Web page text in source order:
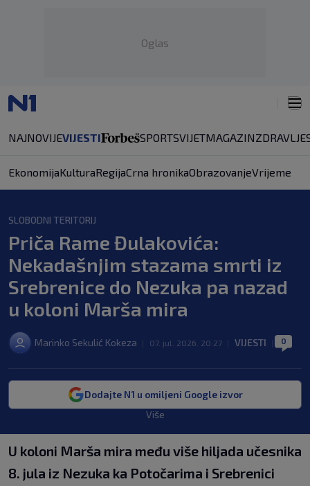
Oglas
NAJNOVIJEVIJESTI SPORTSVIJETMAGAZINZDRAVLJE
EkonomijaKulturaRegijaCrna hronikaObrazovanjeVrijeme
SLOBODNI TERITORIJ
Priča Rame Đulakovića:
Nekadašnjim stazama smrti iz
Srebrenice do Nezuka pa nazad
u koloni Marša mira
Marinko Sekulić Kokeza 07. jul. 2026. 20:27 VIJESTI 0
Dodajte N1 u omiljeni Google izvor
Više
U koloni Marša mira među više hiljada učesnika
8. jula iz Nezuka ka Potočarima i Srebrenici